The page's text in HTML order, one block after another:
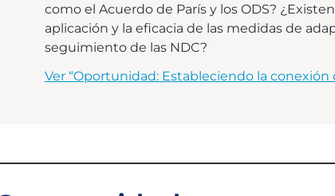
como el Acuerdo de París y los ODS?
aplicación y la eficacia de las medidas de
seguimiento de las NDC?
Ver “Oportunidad: Estableciendo la